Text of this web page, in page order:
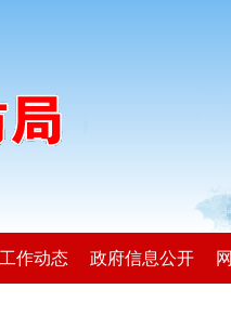
工作动态 政府信息公开